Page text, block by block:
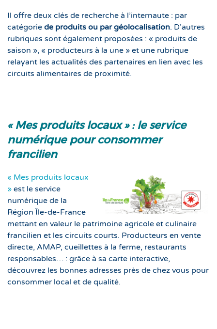
Il offre deux clés de recherche à l’internaute : par
catégorie de produits ou par géolocalisation. D’autres
rubriques sont également proposées : « produits de
saison », « producteurs à la une » et une rubrique
relayant les actualités des partenaires en lien avec les
circuits alimentaires de proximité.
« Mes produits locaux » : le service
numérique pour consommer
francilien
« Mes produits locaux
» est le service
numérique de la
Région Île-de-France
mettant en valeur le patrimoine agricole et culinaire
francilien et les circuits courts. Producteurs en vente
directe, AMAP, cueillettes à la ferme, restaurants
responsables… : grâce à sa carte interactive,
découvrez les bonnes adresses près de chez vous pour
consommer local et de qualité.